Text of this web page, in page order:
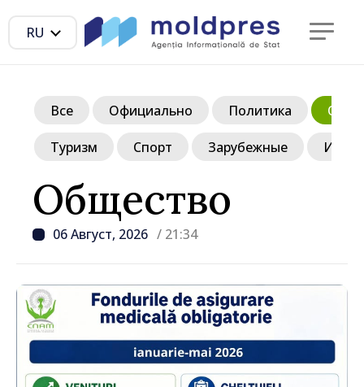
RU
Общество
06 Август, 2026 / 21:34
Все Официально Политика
Туризм Спорт Зарубежные